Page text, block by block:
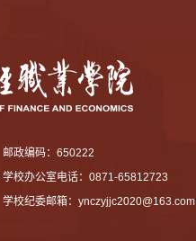
邮政编码：650222
学校办公室电话：0871-65812723
学校纪委邮箱： ynczyjjc2020@163.com